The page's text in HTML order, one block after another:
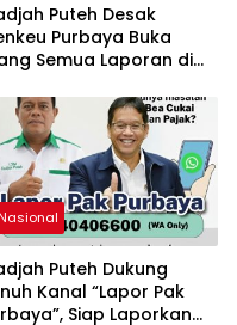
Puteh Desak
Purbaya Buka
Semua Laporan di
Jangan Lindungi
Nakal!”
Nasional
Puteh Dukung
Kanal “Lapor Pak
Siap Laporkan